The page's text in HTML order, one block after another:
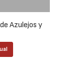
Azulejos y